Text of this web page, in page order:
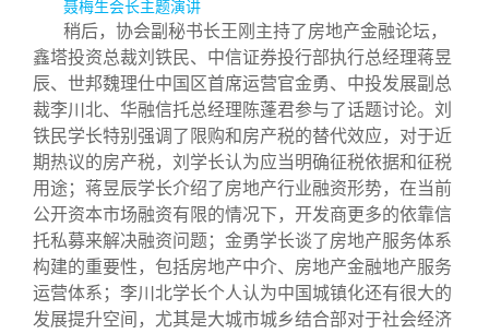
聂梅生会长主题演讲
稍后，协会副秘书长王刚主持了房地产金融论坛，
鑫塔投资总裁刘铁民、中信证券投行部执行总经理蒋昱
辰、世邦魏理仕中国区首席运营官金勇、中投发展副总
裁李川北、华融信托总经理陈蓬君参与了话题讨论。刘
铁民学长特别强调了限购和房产税的替代效应，对于近
期热议的房产税，刘学长认为应当明确征税依据和征税
用途；蒋昱辰学长介绍了房地产行业融资形势，在当前
公开资本市场融资有限的情况下，开发商更多的依靠信
托私募来解决融资问题；金勇学长谈了房地产服务体系
构建的重要性，包括房地产中介、房地产金融地产服务
运营体系；李川北学长个人认为中国城镇化还有很大的
发展提升空间，尤其是大城市城乡结合部对于社会经济